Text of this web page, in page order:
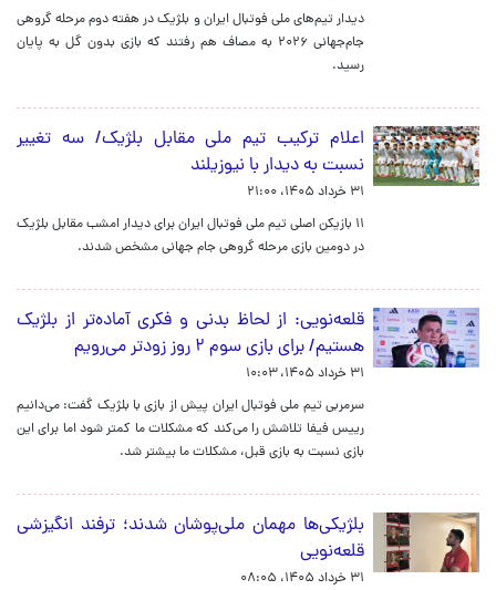
دیدار تیم‌های ملی فوتبال ایران و بلژیک در هفته دوم مرحله گروهی
جام‌جهانی ۲۰۲۶ به مصاف هم رفتند که بازی بدون گل به پایان
رسید.
اعلام ترکیب تیم ملی مقابل بلژیک/ سه تغییر
نسبت به دیدار با نیوزیلند
۳۱ خرداد ۱۴۰۵، ۲۱:۰۰
۱۱ بازیکن اصلی تیم ملی فوتبال ایران برای دیدار امشب مقابل بلژیک
در دومین بازی مرحله گروهی جام جهانی مشخص شدند.
قلعه‌نویی: از لحاظ بدنی و فکری آماده‌تر از بلژیک
هستیم/ برای بازی سوم ۲ روز زودتر می‌رویم
۳۱ خرداد ۱۴۰۵، ۱۰:۰۳
سرمربی تیم ملی فوتبال ایران پیش از بازی با بلژیک گفت: می‌دانیم
رییس فیفا تلاشش را می‌کند که مشکلات ما کمتر شود اما برای این
بازی نسبت به بازی قبل، مشکلات ما بیشتر شد.
بلژیکی‌ها مهمان ملی‌پوشان شدند؛ ترفند انگیزشی
قلعه‌نویی
۳۱ خرداد ۱۴۰۵، ۰۸:۰۵